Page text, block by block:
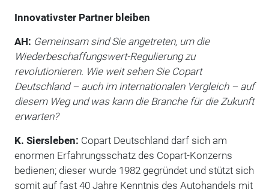
Innovativster Partner bleiben
AH: Gemeinsam sind Sie angetreten, um die
Wiederbeschaffungswert-Regulierung zu
revolutionieren. Wie weit sehen Sie Copart
Deutschland – auch im internationalen Vergleich – auf
diesem Weg und was kann die Branche für die Zukunft
erwarten?
K. Siersleben: Copart Deutschland darf sich am
enormen Erfahrungsschatz des Copart-Konzerns
bedienen; dieser wurde 1982 gegründet und stützt sich
somit auf fast 40 Jahre Kenntnis des Autohandels mit